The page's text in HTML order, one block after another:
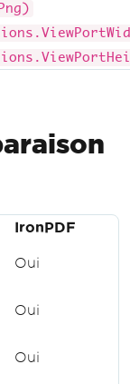
IronPDF
Oui
Oui
Oui